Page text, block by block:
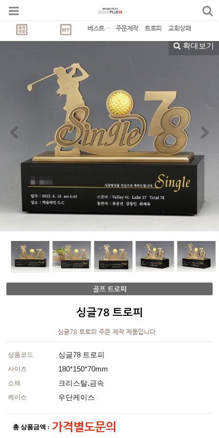
베스트상품 주문제작 트로피 교회상패
트로피
골프 트로피
싱글78 트로피
싱글78 트로피 주문 제작 제품입니다.
상품코드 싱글78 트로피
사이즈 180*150*70mm
소재 크리스탈,금속
케이스 우단케이스
총 상품금액 : 가격별도문의